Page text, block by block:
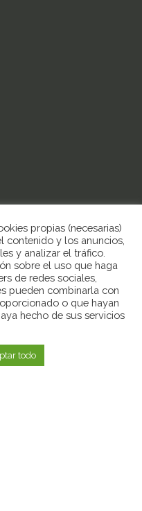
2 nave 5 - 08223 Terrassa
propias (necesarias)
contenido y los anuncios,
y analizar el tráfico.
sobre el uso que haga
de redes sociales,
pueden combinarla con
o que hayan
hecho de sus servicios
todo